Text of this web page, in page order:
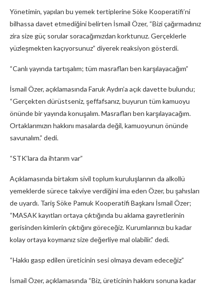
Yönetimin, yapılan bu yemek tertiplerine Söke Kooperatifi’ni
bilhassa davet etmediğini belirten İsmail Özer, “Bizi çağırmadınız
zira size güç sorular soracağımızdan korktunuz. Gerçeklerle
yüzleşmekten kaçıyorsunuz” diyerek reaksiyon gösterdi.
“Canlı yayında tartışalım; tüm masrafları ben karşılayacağım”
İsmail Özer, açıklamasında Faruk Aydın’a açık davette bulundu;
“Gerçekten dürüstseniz, şeffafsanız, buyurun tüm kamuoyu
önünde bir yayında konuşalım. Masrafları ben karşılayacağım.
Ortaklarımızın hakkını masalarda değil, kamuoyunun önünde
savunalım.” dedi.
“STK’lara da ihtarım var”
Açıklamasında birtakım sivil toplum kuruluşlarının da alkollü
yemeklerde sürece takviye verdiğini ima eden Özer, bu şahısları
de uyardı. Tariş Söke Pamuk Kooperatifi Başkanı İsmail Özer;
“MASAK kayıtları ortaya çıktığında bu aklama gayretlerinin
gerisinden kimlerin çıktığını göreceğiz. Kurumlarınızı bu kadar
kolay ortaya koymanız size değerliye mal olabilir.” dedi.
“Hakkı gasp edilen üreticinin sesi olmaya devam edeceğiz”
İsmail Özer, açıklamasında “Biz, üreticinin hakkını sonuna kadar